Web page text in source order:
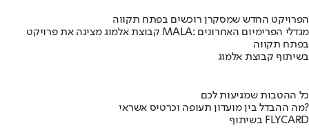
הפרויקט החדש שמסקרן רוכשים בפתח תקווה
קבוצת אלמוג מציגה את פרויקט MALA: מגדלי הפרימיום האחרונים
בפתח תקווה
בשיתוף קבוצת אלמוג
כל ההטבות שמגיעות לכם
מה ההבדל בין מועדון תעופה וכרטיס אשראי?
בשיתוף FLYCARD